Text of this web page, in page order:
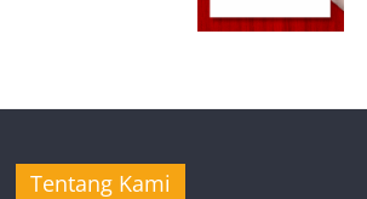
Tentang Kami